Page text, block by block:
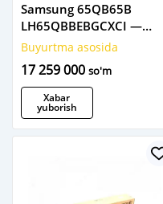
Samsung 65QB65B
LH65QBBEBGCXCI —
professional дисплей.
Buyurtma asosida
17 259 000 so'm
Xabar
yuborish